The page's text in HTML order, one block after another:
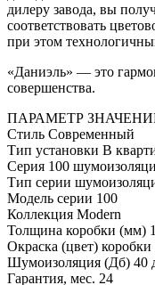
дилеру завода, вы
соответствовать
при этом
«Даниэль» — это
совершенства.
ПАРАМЕТР
Стиль Современный
Тип установки В
Серия 100
Тип серии
Модель серии 100
Коллекция Modern
Толщина коробки (мм)
Окраска (цвет) коробки
Шумоизоляция (Дб) 40
Гарантия, мес. 24